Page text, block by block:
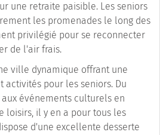
une retraite paisible. Les seniors
les promenades le long des
privilégié pour se reconnecter
de l'air frais.
ville dynamique offrant une
activités pour les seniors. Du
événements culturels en
loisirs, il y en a pour tous les
d'une excellente desserte